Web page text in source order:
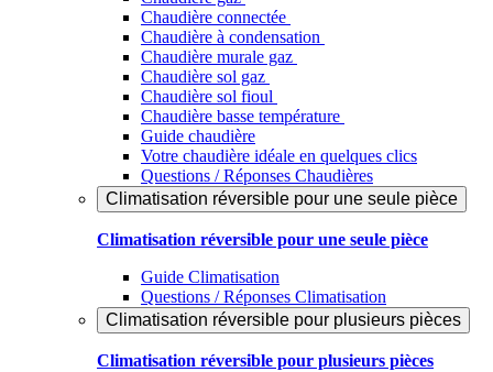
Chaudière connectée
Chaudière à condensation
Chaudière murale gaz
Chaudière sol gaz
Chaudière sol fioul
Chaudière basse température
Guide chaudière
Votre chaudière idéale en quelques clics
Questions / Réponses Chaudières
Climatisation réversible pour une seule pièce
Climatisation réversible pour une seule pièce
Guide Climatisation
Questions / Réponses Climatisation
Climatisation réversible pour plusieurs pièces
Climatisation réversible pour plusieurs pièces